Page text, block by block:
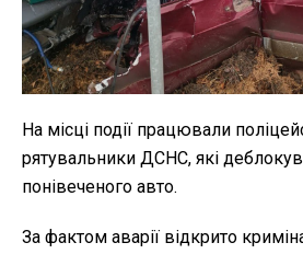
На місці події працювали
рятувальники ДСНС, які
понівеченого авто.
За фактом аварії відкрито